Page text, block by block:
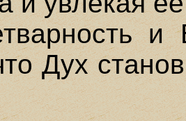
и
Дух